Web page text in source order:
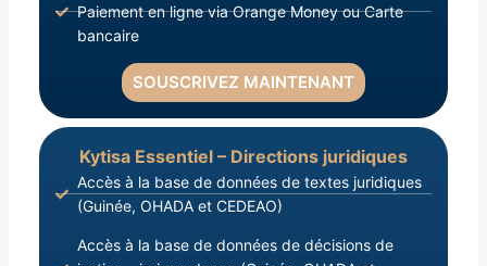
Paiement en ligne via Orange Money ou Carte
bancaire
SOUSCRIVEZ MAINTENANT
Kytisa Essentiel – Directions juridiques
Accès à la base de données de textes juridiques
(Guinée, OHADA et CEDEAO)
Accès à la base de données de décisions de